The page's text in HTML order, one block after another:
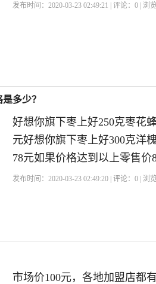
发布时间：2020-03-23 02:49:21 | 评论：0 | 浏
多少？
好想你旗下枣上好250克枣花
元好想你旗下枣上好300克洋
78元如果价格达到以上零售
发布时间：2020-03-23 02:49:20 | 评论：0 | 浏
市场价100元，各地加盟店都